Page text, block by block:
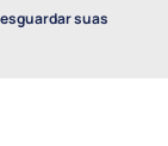
suas